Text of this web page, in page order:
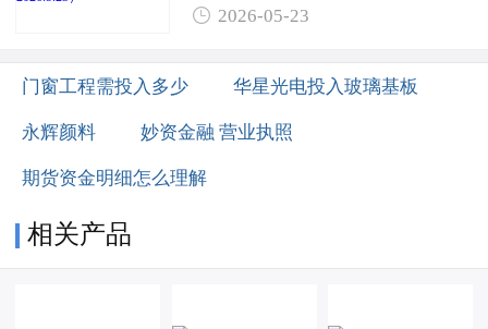
 2026-05-23
门窗工程需投入多少 华星光电投入玻璃基板
永辉颜料 妙资金融 营业执照
期货资金明细怎么理解
相关产品